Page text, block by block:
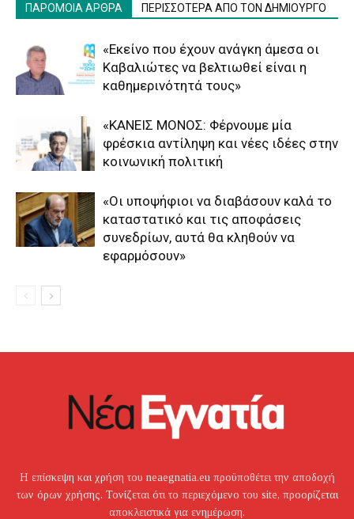
ΠΑΡΟΜΟΙΑ ΑΡΘΡΑ ΠΕΡΙΣΣΟΤΕΡΑ ΑΠΟ ΤΟΝ ΔΗΜΙΟΥΡΓΟ
«Εκείνο που έχουν ανάγκη άμεσα οι
Καβαλιώτες να βελτιωθεί είναι η
καθημερινότητά τους»
«ΚΑΝΕΙΣ ΜΟΝΟΣ: Φέρνουμε μία
φρέσκια αντίληψη και νέες ιδέες στην
κοινωνική πολιτική
«Οι υποψήφιοι να διαβάσουν καλά το
καταστατικό και τις αποφάσεις
συνεδρίων, αυτά θα κληθούν να
εφαρμόσουν»
Η επίσκεψη και χρήση του neaegnatia.eu προϋποθέτει την αποδοχή
των όρων χρήσης. Τονίζεται ότι το περιεχόμενο του site, προορίζεται
αποκλειστικά για ενημέρωση.